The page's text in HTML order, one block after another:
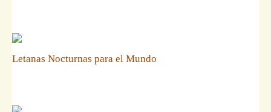
Letanas Nocturnas para el Mundo